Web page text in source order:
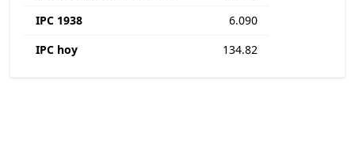
IPC 1938
6.090
IPC hoy
134.82